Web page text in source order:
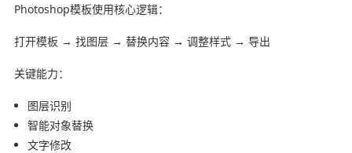
Photoshop模板使用核心逻辑：
打开模板 → 找图层 → 替换内容 → 调整样式 → 导出
关键能力：
图层识别
智能对象替换
文字修改